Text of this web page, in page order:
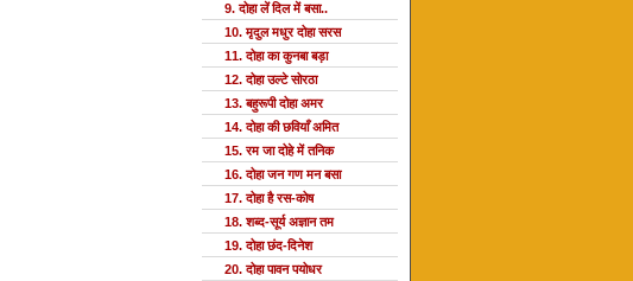
9. दोहा लें दिल में बसा..
10. मृदुल मधुर दोहा सरस
11. दोहा का कुनबा बड़ा
12. दोहा उल्टे सोरठा
13. बहुरूपी दोहा अमर
14. दोहा की छवियाँ अमित
15. रम जा दोहे में तनिक
16. दोहा जन गण मन बसा
17. दोहा है रस-कोष
18. शब्द-सूर्य अज्ञान तम
19. दोहा छंद-दिनेश
20. दोहा पावन पयोधर